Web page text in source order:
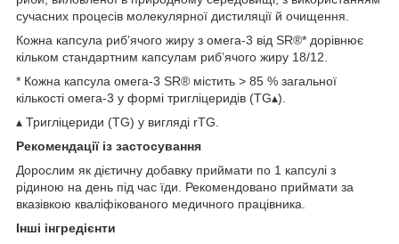
сучасних процесів молекулярної дистиляції й очищення.
Кожна капсула риб’ячого жиру з омега-3 від SR®* дорівнює
кільком стандартним капсулам риб’ячого жиру 18/12.
* Кожна капсула омега-3 SR® містить > 85 % загальної
кількості омега-3 у формі тригліцеридів (TG▴).
▴ Тригліцериди (TG) у вигляді rTG.
Рекомендації із застосування
Дорослим як дієтичну добавку приймати по 1 капсулі з
рідиною на день під час їди. Рекомендовано приймати за
вказівкою кваліфікованого медичного працівника.
Інші інгредієнти